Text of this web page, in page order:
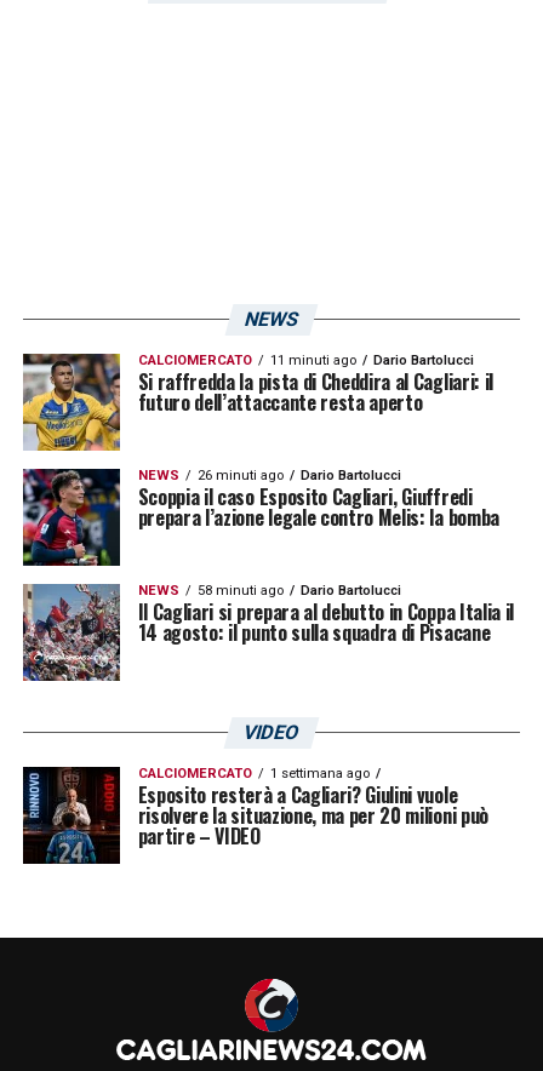
NEWS
CALCIOMERCATO 11 minuti ago Dario Bartolucci
Si raffredda la pista di Cheddira al Cagliari: il
futuro dell’attaccante resta aperto
NEWS 26 minuti ago Dario Bartolucci
Scoppia il caso Esposito Cagliari, Giuffredi
prepara l’azione legale contro Melis: la bomba
NEWS 58 minuti ago Dario Bartolucci
Il Cagliari si prepara al debutto in Coppa Italia il
14 agosto: il punto sulla squadra di Pisacane
VIDEO
CALCIOMERCATO 1 settimana ago
Esposito resterà a Cagliari? Giulini vuole
risolvere la situazione, ma per 20 milioni può
partire – VIDEO